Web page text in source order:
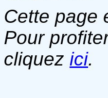
Cette page
Pour
cliquez ici.